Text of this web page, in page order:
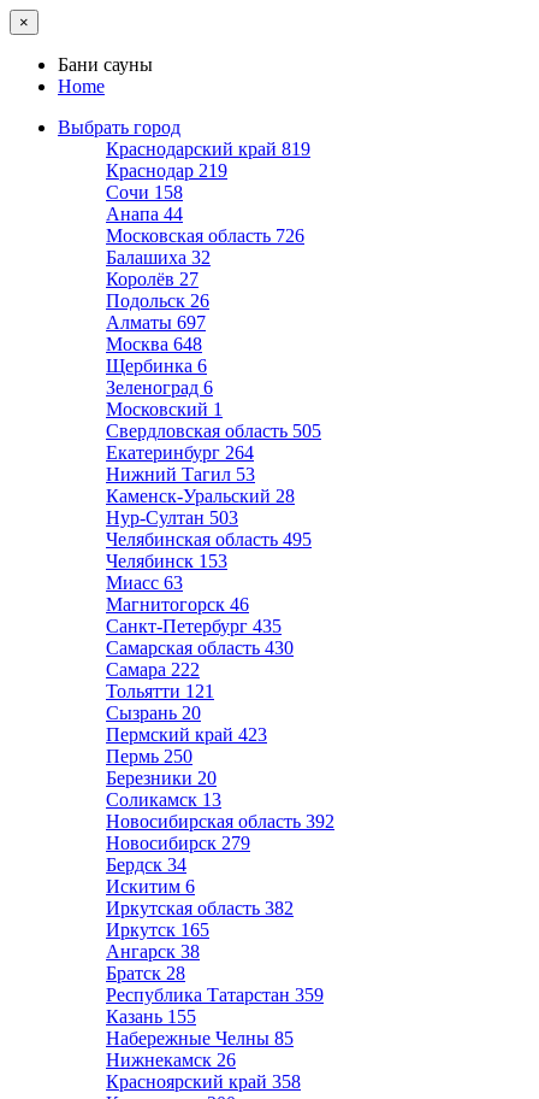
×
Бани сауны
Home
Выбрать город
Краснодарский край 819
Краснодар 219
Сочи 158
Анапа 44
Московская область 726
Балашиха 32
Королёв 27
Подольск 26
Алматы 697
Москва 648
Щербинка 6
Зеленоград 6
Московский 1
Свердловская область 505
Екатеринбург 264
Нижний Тагил 53
Каменск-Уральский 28
Нур-Султан 503
Челябинская область 495
Челябинск 153
Миасс 63
Магнитогорск 46
Санкт-Петербург 435
Самарская область 430
Самара 222
Тольятти 121
Сызрань 20
Пермский край 423
Пермь 250
Березники 20
Соликамск 13
Новосибирская область 392
Новосибирск 279
Бердск 34
Искитим 6
Иркутская область 382
Иркутск 165
Ангарск 38
Братск 28
Республика Татарстан 359
Казань 155
Набережные Челны 85
Нижнекамск 26
Красноярский край 358